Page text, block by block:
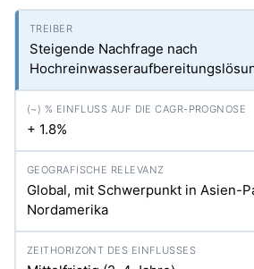
Steigende Nachfrage nach
+ 1.8%
Global, mit Schwerpunkt in Asien-
Nordamerika